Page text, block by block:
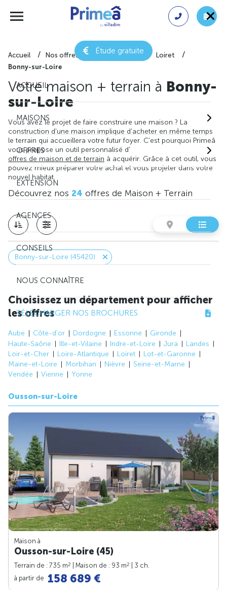
Étude gratuite
ACCUEIL
MAISONS
OFFRES
EXTENSION
AGENCES
CONSEILS
NOUS CONNAÎTRE
TÉLÉCHARGER NOS BROCHURES
Accueil Nos offres de maison + terrain
Loiret
Bonny-sur-Loire
Votre maison + terrain à Bonny-
sur-Loire
Vous avez le projet de faire construire une maison ? La
construction d'une maison implique d'acheter en même temps
le terrain qui accueillera votre futur foyer. C'est pourquoi Primeâ
vous propose un outil personnalisé d'
offres de maison et de terrain à acquérir. Grâce à cet outil, vous
pouvez mieux préparer votre achat et vous projeter dans votre
nouvel habitat.
Découvrez nos 24 offres de Maison + Terrain
Bonny-sur-Loire (45420)
Choisissez un département pour afficher
les offres
Aube Côte-d'or Dordogne Essonne
Gironde
Haute-Saône
Ille-et-Vilaine Indre-et-Loire Jura
Landes
Loir-et-Cher
Loire-Atlantique Loiret
Lot-et-Garonne
Maine-et-Loire
Morbihan Nièvre
Seine-et-Marne
Vendée
Vienne Yonne
Ousson-sur-Loire
Maison à
Ousson-sur-Loire (45)
Terrain de : 735 m2 | Maison de : 93 m2
| 3 ch.
à partir de 158 689 €